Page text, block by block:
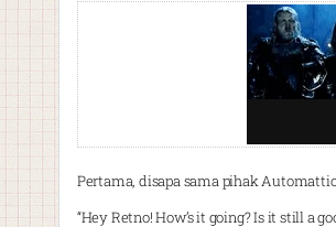
Pertama, disapa sama pihak
“Hey Retno! How’s it going? Is it still a